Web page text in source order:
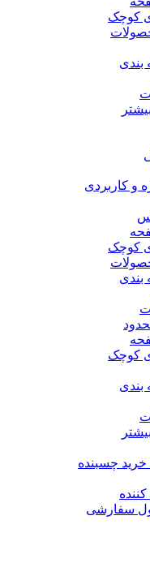
کوچک
بندی
و کاربردی
کوچک
بندی
کوچک
بندی
خرید چسبنده
سفارشی